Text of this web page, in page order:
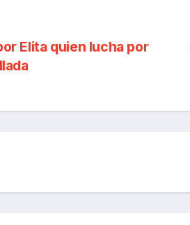
Elita quien lucha por